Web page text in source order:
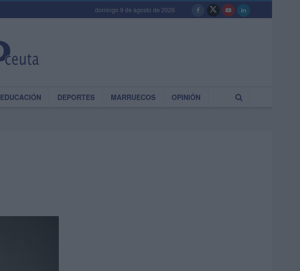
domingo 9 de agosto de 2026
EDUCACIÓN DEPORTES MARRUECOS OPINIÓN